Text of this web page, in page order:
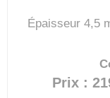
Épaisseur 4,5
Prix :